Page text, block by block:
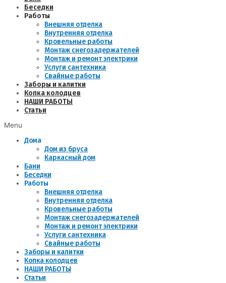
Беседки
Работы
Внешняя отделка
Внутренняя отделка
Кровельные работы
Монтаж снегозадержателей
Монтаж и ремонт электрики
Услуги сантехника
Свайные работы
Заборы и калитки
Копка колодцев
НАШИ РАБОТЫ
Статьи
Menu
Дома
Дом из бруса
Каркасный дом
Бани
Беседки
Работы
Внешняя отделка
Внутренняя отделка
Кровельные работы
Монтаж снегозадержателей
Монтаж и ремонт электрики
Услуги сантехника
Свайные работы
Заборы и калитки
Копка колодцев
НАШИ РАБОТЫ
Статьи